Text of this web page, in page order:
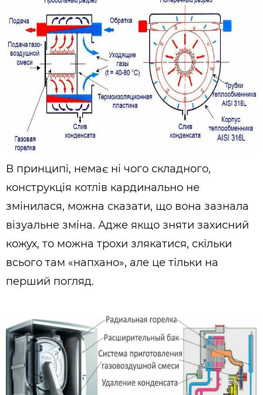
В принципі, немає ні чого складного,
конструкція котлів кардинально не
змінилася, можна сказати, що вона зазнала
візуальне зміна. Адже якщо зняти захисний
кожух, то можна трохи злякатися, скільки
всього там «напхано», але це тільки на
перший погляд.